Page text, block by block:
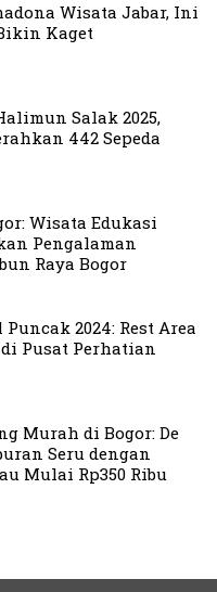
Wisata Jabar, Ini
Kaget
Salak 2025,
442 Sepeda
Wisata Edukasi
Pengalaman
Raya Bogor
2024: Rest Area
Pusat Perhatian
Murah di Bogor: De
Seru dengan
Mulai Rp350 Ribu